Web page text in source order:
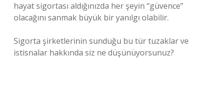
hayat sigortası aldığınızda her şeyin “güvence”
olacağını sanmak büyük bir yanılgı olabilir.
Sigorta şirketlerinin sunduğu bu tür tuzaklar ve
istisnalar hakkında siz ne düşünüyorsunuz?